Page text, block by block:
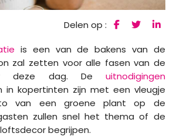
Delen op :
is een van de bakens van de
zal zetten voor alle fasen van de
deze dag. De uitnodigingen
in kopertinten zijn met een vleugje
van een groene plant op de
zullen snel het thema of de
begrijpen.